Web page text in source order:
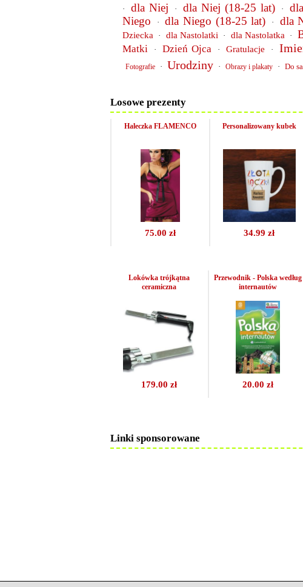
· dla Niej · dla Niej (18-25 lat) ·
Niego
· dla Niego (18-25 lat) · dla
Dziecka
· dla Nastolatki · dla Nastolatka ·
Matki
· Dzień Ojca · Gratulacje ·
Fotografie · Urodziny · Obrazy i plakaty · Do
Losowe prezenty
75.00 zł
Haleczka FLAMENCO
34.99 zł
Personalizowany kubek
179.00 zł
Lokówka trójkątna
ceramiczna
20.00 zł
Przewodnik - Polska według
internautów
Linki sponsorowane